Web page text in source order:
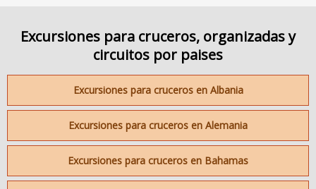
Excursiones para cruceros, organizadas y
circuitos por paises
Excursiones para cruceros en Albania
Excursiones para cruceros en Alemania
Excursiones para cruceros en Bahamas